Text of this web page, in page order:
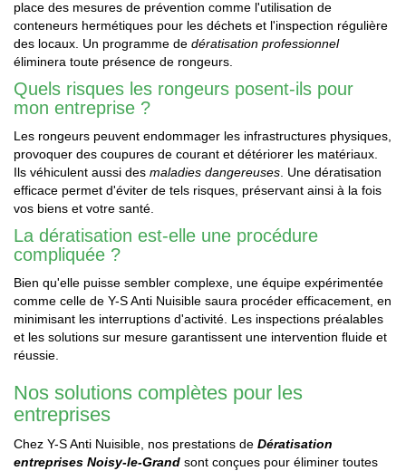
place des mesures de prévention comme l'utilisation de
conteneurs hermétiques pour les déchets et l'inspection régulière
des locaux. Un programme de dératisation professionnel
éliminera toute présence de rongeurs.
Quels risques les rongeurs posent-ils pour
mon entreprise ?
Les rongeurs peuvent endommager les infrastructures physiques,
provoquer des coupures de courant et détériorer les matériaux.
Ils véhiculent aussi des maladies dangereuses. Une dératisation
efficace permet d'éviter de tels risques, préservant ainsi à la fois
vos biens et votre santé.
La dératisation est-elle une procédure
compliquée ?
Bien qu'elle puisse sembler complexe, une équipe expérimentée
comme celle de Y-S Anti Nuisible saura procéder efficacement, en
minimisant les interruptions d'activité. Les inspections préalables
et les solutions sur mesure garantissent une intervention fluide et
réussie.
Nos solutions complètes pour les
entreprises
Chez Y-S Anti Nuisible, nos prestations de Dératisation
entreprises Noisy-le-Grand sont conçues pour éliminer toutes